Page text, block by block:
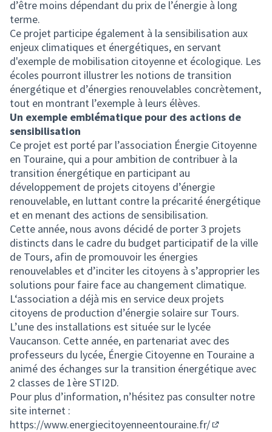
d’être moins dépendant du prix de l’énergie à long
terme.
Ce projet participe également à la sensibilisation aux
enjeux climatiques et énergétiques, en servant
d'exemple de mobilisation citoyenne et écologique. Les
écoles pourront illustrer les notions de transition
énergétique et d’énergies renouvelables concrètement,
tout en montrant l’exemple à leurs élèves.
Un exemple emblématique pour des actions de
sensibilisation
Ce projet est porté par l’association Énergie Citoyenne
en Touraine, qui a pour ambition de contribuer à la
transition énergétique en participant au
développement de projets citoyens d’énergie
renouvelable, en luttant contre la précarité énergétique
et en menant des actions de sensibilisation.
Cette année, nous avons décidé de porter 3 projets
distincts dans le cadre du budget participatif de la ville
de Tours, afin de promouvoir les énergies
renouvelables et d’inciter les citoyens à s’approprier les
solutions pour faire face au changement climatique.
L‘association a déjà mis en service deux projets
citoyens de production d’énergie solaire sur Tours.
L’une des installations est située sur le lycée
Vaucanson. Cette année, en partenariat avec des
professeurs du lycée, Énergie Citoyenne en Touraine a
animé des échanges sur la transition énergétique avec
2 classes de 1ère STI2D.
Pour plus d’information, n’hésitez pas consulter notre
site internet :
https://www.energiecitoyenneentouraine.fr/